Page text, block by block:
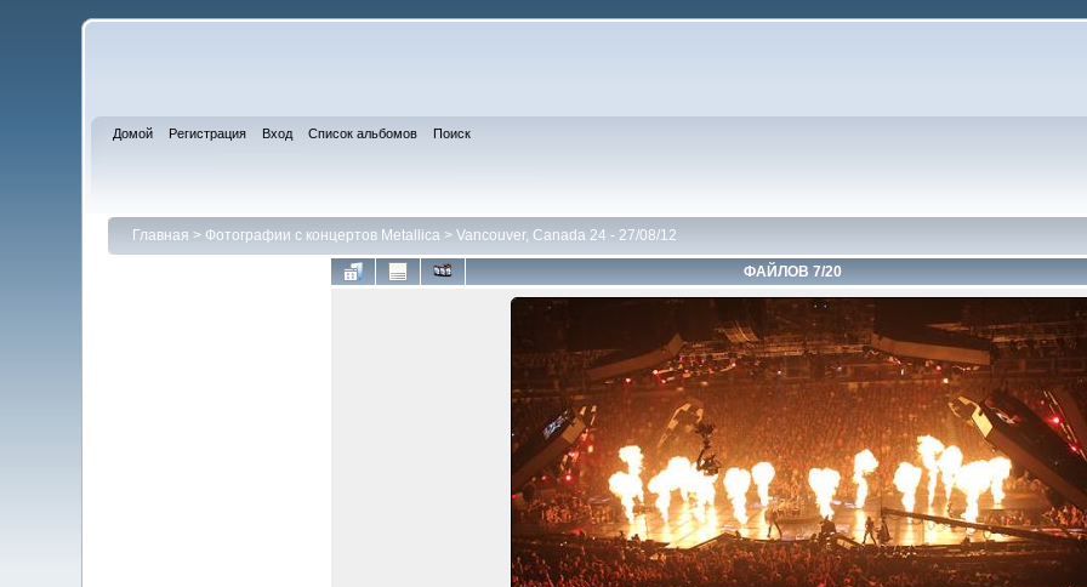
Домой Регистрация Вход Список альбомов Поиск
Главная > Фотографии с концертов Metallica> Vancouver, Canada 24 - 27/08/12
ФАЙЛОВ 7/20